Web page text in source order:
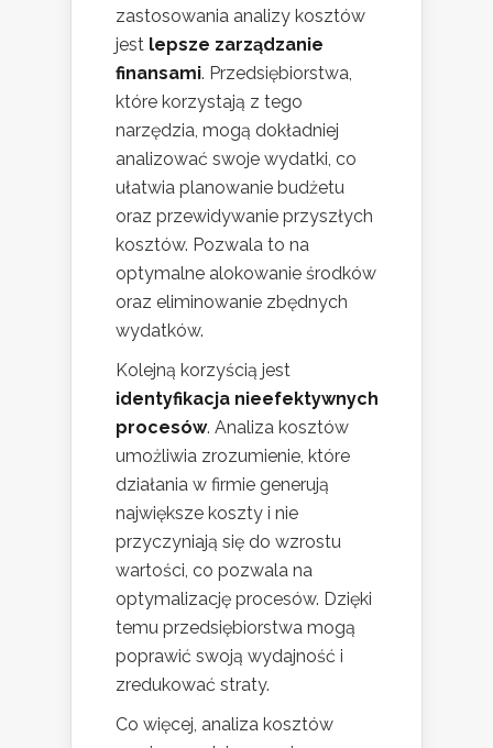
zastosowania analizy kosztów
jest lepsze zarządzanie
finansami. Przedsiębiorstwa,
które korzystają z tego
narzędzia, mogą dokładniej
analizować swoje wydatki, co
ułatwia planowanie budżetu
oraz przewidywanie przyszłych
kosztów. Pozwala to na
optymalne alokowanie środków
oraz eliminowanie zbędnych
wydatków.
Kolejną korzyścią jest
identyfikacja nieefektywnych
procesów. Analiza kosztów
umożliwia zrozumienie, które
działania w firmie generują
największe koszty i nie
przyczyniają się do wzrostu
wartości, co pozwala na
optymalizację procesów. Dzięki
temu przedsiębiorstwa mogą
poprawić swoją wydajność i
zredukować straty.
Co więcej, analiza kosztów